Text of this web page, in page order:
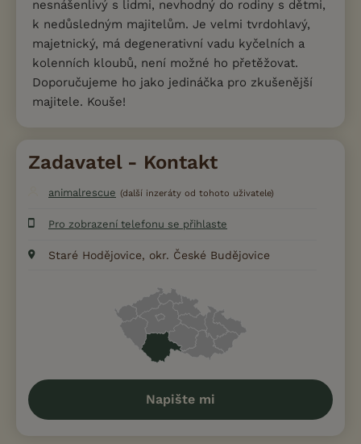
nesnášenlivý s lidmi, nevhodný do rodiny s dětmi,
k nedůsledným majitelům. Je velmi tvrdohlavý,
majetnický, má degenerativní vadu kyčelních a
kolenních kloubů, není možné ho přetěžovat.
Doporučujeme ho jako jedináčka pro zkušenější
majitele. Kouše!
Zadavatel - Kontakt
animalrescue (další inzeráty od tohoto uživatele)
Pro zobrazení telefonu se přihlaste
Staré Hodějovice, okr. České Budějovice
Napište mi